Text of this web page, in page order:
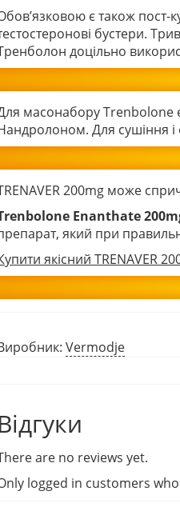
є також пост-
бустери.
доцільно
масонаборуTrenbolone
Для сушіння
200mg може
Enanthate
який при
якісний TRENAVER
Vermodje
Відгуки
are no reviews yet.
logged in customers